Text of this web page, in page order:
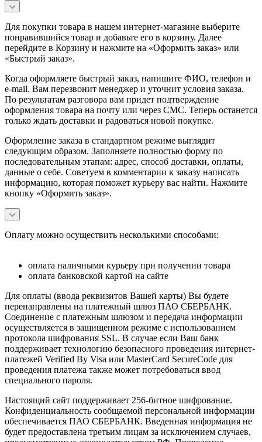
Для покупки товара в нашем интернет-магазине выберите
понравившийся товар и добавьте его в корзину. Далее
перейдите в Корзину и нажмите на «Оформить заказ» или
«Быстрый заказ».
Когда оформляете быстрый заказ, напишите ФИО, телефон и
e-mail. Вам перезвонит менеджер и уточнит условия заказа.
По результатам разговора вам придет подтверждение
оформления товара на почту или через СМС. Теперь останется
только ждать доставки и радоваться новой покупке.
Оформление заказа в стандартном режиме выглядит
следующим образом. Заполняете полностью форму по
последовательным этапам: адрес, способ доставки, оплаты,
данные о себе. Советуем в комментарии к заказу написать
информацию, которая поможет курьеру вас найти. Нажмите
кнопку «Оформить заказ».
Оплату можно осуществить несколькими способами:
оплата наличными курьеру при получении товара
оплата банковской картой на сайте
Для оплаты (ввода реквизитов Вашей карты) Вы будете
перенаправлены на платежный шлюз ПАО СБЕРБАНК.
Соединение с платежным шлюзом и передача информации
осуществляется в защищенном режиме с использованием
протокола шифрования SSL. В случае если Ваш банк
поддерживает технологию безопасного проведения интернет-
платежей Verified By Visa или MasterCard SecureCode для
проведения платежа также может потребоваться ввод
специального пароля.
Настоящий сайт поддерживает 256-битное шифрование.
Конфиденциальность сообщаемой персональной информации
обеспечивается ПАО СБЕРБАНК. Введенная информация не
будет предоставлена третьим лицам за исключением случаев,